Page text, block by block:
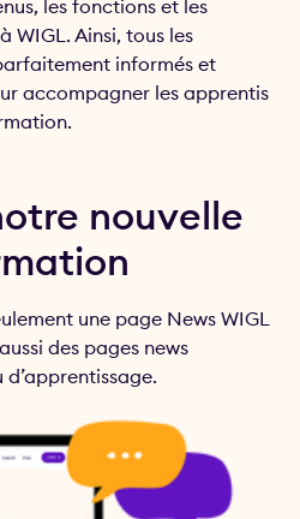
les fonctions et les
WIGL. Ainsi, tous les
informés et
accompagner les apprentis
nouvelle
une page News WIGL
des pages news